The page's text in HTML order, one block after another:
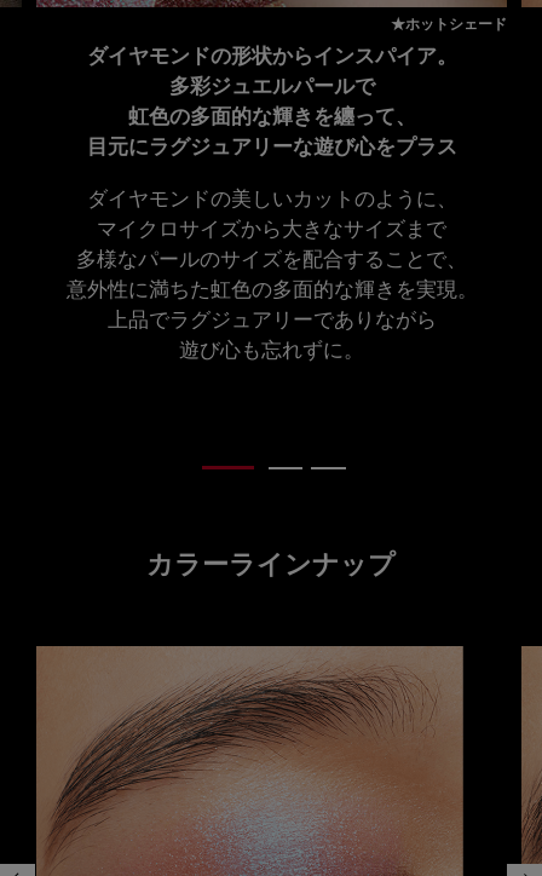
★ホットシェード
ダイヤモンドの形状からインスパイア。
多彩ジュエルパールで
虹色の多面的な輝きを纏って、
目元にラグジュアリーな遊び心をプラス
ダイヤモンドの美しいカットのように、
マイクロサイズから大きなサイズまで
多様なパールのサイズを配合することで、
意外性に満ちた虹色の多面的な輝きを実現。
上品でラグジュアリーでありながら
遊び心も忘れずに。
カラーラインナップ